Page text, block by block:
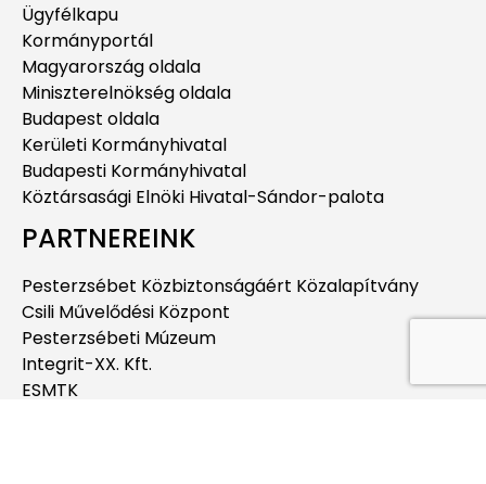
Ügyfélkapu
Kormányportál
Magyarország oldala
Miniszterelnökség oldala
Budapest oldala
Kerületi Kormányhivatal
Budapesti Kormányhivatal
Köztársasági Elnöki Hivatal-Sándor-palota
PARTNEREINK
Pesterzsébet Közbiztonságáért Közalapítvány
Csili Művelődési Központ
Pesterzsébeti Múzeum
Integrit-XX. Kft.
ESMTK